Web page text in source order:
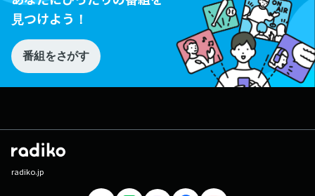
見つけよう！
番組をさがす
radiko.jp